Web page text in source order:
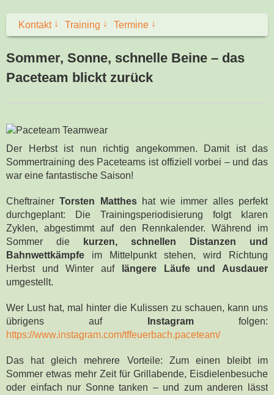
Kontakt↓ Training ↓ Termine ↓
Sommer, Sonne, schnelle Beine – das
Paceteam blickt zurück
Der Herbst ist nun richtig angekommen. Damit ist das
Sommertraining des Paceteams ist offiziell vorbei – und das
war eine fantastische Saison!
CheftrainerTorsten Mattheshat wie immer alles perfekt
durchgeplant: Die Trainingsperiodisierung folgt klaren
Zyklen, abgestimmt auf den Rennkalender. Während im
Sommer die
kurzen, schnellen Distanzen und
Bahnwettkämpfe im Mittelpunkt stehen, wird Richtung
Herbst und Winter auf
längere Läufe und Ausdauer
umgestellt.
Wer Lust hat, mal hinter die Kulissen zu schauen, kann uns
übrigens auf
Instagramfolgen:
https://www.instagram.com/tffeuerbach.paceteam/
Das hat gleich mehrere Vorteile: Zum einen bleibt im
Sommer etwas mehr Zeit für Grillabende, Eisdielenbesuche
oder einfach nur Sonne tanken – und zum anderen lässt